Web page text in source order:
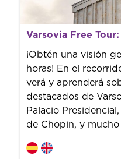
¿Qué es un FREE
Tendencia mundial en
con un guía
finalizar la experiencia
Varsovia Free
¡Obtén una visión
horas! En el
verá y aprenderá
destacados de
Palacio
de Chopin, y mucho